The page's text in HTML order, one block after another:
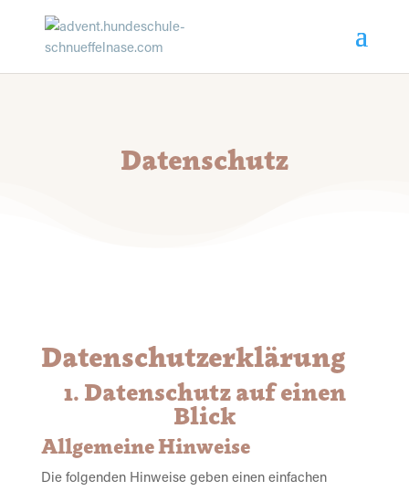
Datenschutz
Datenschutz­erklärung
1. Datenschutz auf einen
Blick
Allgemeine Hinweise
Die folgenden Hinweise geben einen einfachen